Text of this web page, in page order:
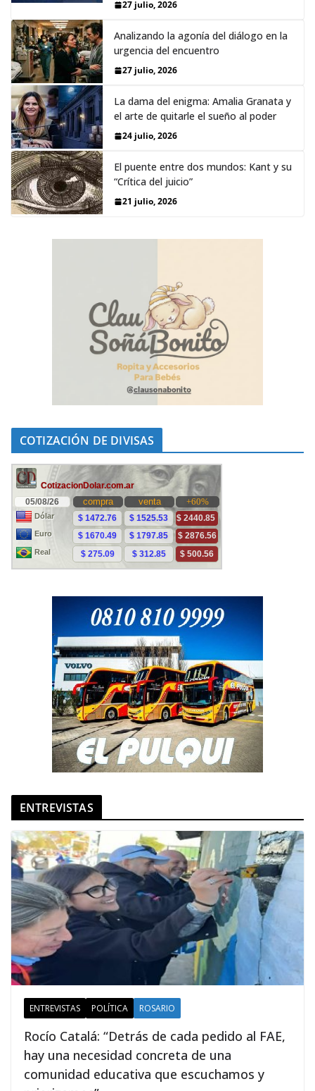
27 julio, 2026
Analizando la agonía del diálogo en la
urgencia del encuentro
27 julio, 2026
La dama del enigma: Amalia Granata y
el arte de quitarle el sueño al poder
24 julio, 2026
El puente entre dos mundos: Kant y su
“Crítica del juicio”
21 julio, 2026
COTIZACIÓN DE DIVISAS
ENTREVISTAS
ENTREVISTAS POLÍTICA ROSARIO
Rocío Catalá: “Detrás de cada pedido al FAE,
hay una necesidad concreta de una
comunidad educativa que escuchamos y